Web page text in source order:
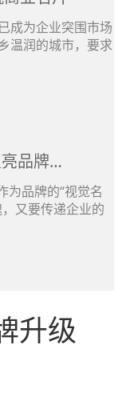
成为企业突围市场
温润的城市，要求
品牌…
为品牌的“视觉名
又要传递企业的
升级